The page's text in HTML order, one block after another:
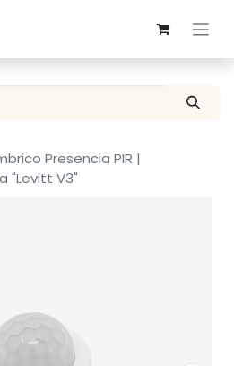
Presencia PIR |
"Levitt V3"